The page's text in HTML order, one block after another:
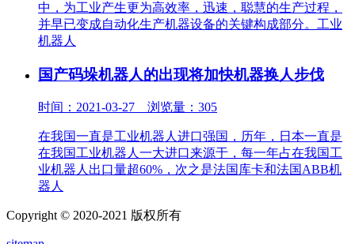
中，为工业产生更为高效率，迅速，聪慧的生产过程，
并早已变成自动化生产机器设备的关键构成部分。工业
机器人
国产码垛机器人的出现将加快机器换人步伐
时间：2021-03-27 浏览量：305
在我国一直是工业机器人进口强国，历年，日本一直是
在我国工业机器人一大进口来源于，每一年占在我国工
业机器人出口量超60%，次之是法国库卡和法国ABB机
器人
Copyright © 2020-2021 版权所有